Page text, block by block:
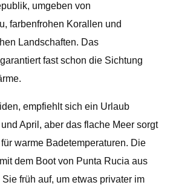
umgeben von
farbenfrohen Korallen und
Landschaften. Das
fast schon die Sichtung
empfiehlt sich ein Urlaub
April, aber das flache Meer sorgt
warme Badetemperaturen. Die
dem Boot von Punta Rucia aus
früh auf, um etwas privater im